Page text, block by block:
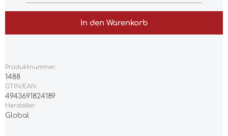
In den Warenkorb
Produktnummer:
1488
GTIN/EAN:
4943691824189
Hersteller:
Global